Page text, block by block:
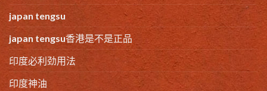
japan tengsu
japan tengsu香港是不是正品
印度必利劲用法
印度神油